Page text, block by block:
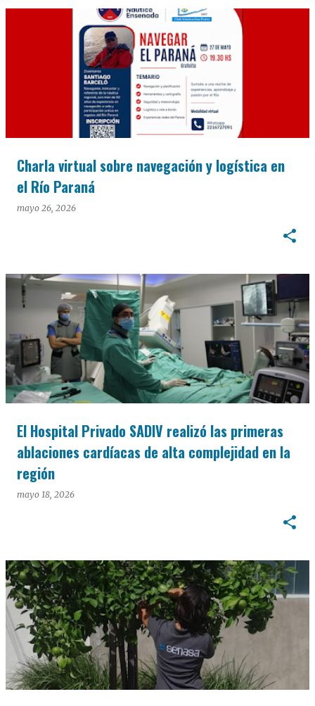
Charla virtual sobre navegación y logística en
el Río Paraná
mayo 26, 2026
El Hospital Privado SADIV realizó las primeras
ablaciones cardíacas de alta complejidad en la
región
mayo 18, 2026